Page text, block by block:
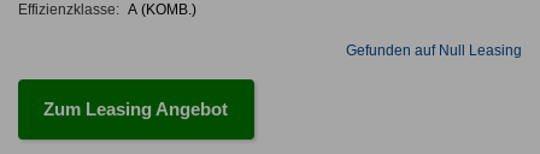
Effizienzklasse: A (KOMB.)
Gefunden auf Null Leasing
Zum Leasing Angebot